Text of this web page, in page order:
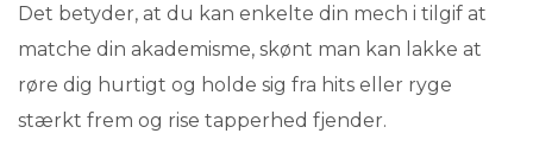
Det betyder, at du kan enkelte din mech i tilgif at
matche din akademisme, skønt man kan lakke at
røre dig hurtigt og holde sig fra hits eller ryge
stærkt frem og rise tapperhed fjender.